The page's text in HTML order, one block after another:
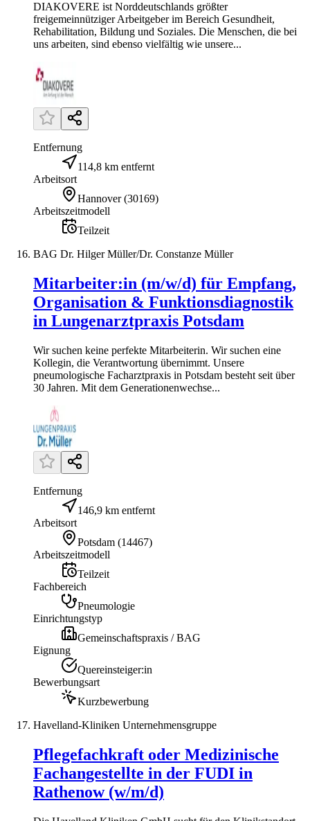
DIAKOVERE ist Norddeutschlands größter
freigemeinnütziger Arbeitgeber im Bereich Gesundheit,
Rehabilitation, Bildung und Soziales. Die Menschen, die bei
uns arbeiten, sind ebenso vielfältig wie unsere...
Entfernung
114,8 km entfernt
Arbeitsort
Hannover (30169)
Arbeitszeitmodell
Teilzeit
BAG Dr. Hilger Müller/Dr. Constanze Müller
Mitarbeiter:in (m/w/d) für Empfang,
Organisation & Funktionsdiagnostik
in Lungenarztpraxis Potsdam
Wir suchen keine perfekte Mitarbeiterin. Wir suchen eine
Kollegin, die Verantwortung übernimmt. Unsere
pneumologische Facharztpraxis in Potsdam besteht seit über
30 Jahren. Mit dem Generationenwechse...
Entfernung
146,9 km entfernt
Arbeitsort
Potsdam (14467)
Arbeitszeitmodell
Teilzeit
Fachbereich
Pneumologie
Einrichtungstyp
Gemeinschaftspraxis / BAG
Eignung
Quereinsteiger:in
Bewerbungsart
Kurzbewerbung
Havelland-Kliniken Unternehmensgruppe
Pflegefachkraft oder Medizinische
Fachangestellte in der FUDI in
Rathenow (w/m/d)